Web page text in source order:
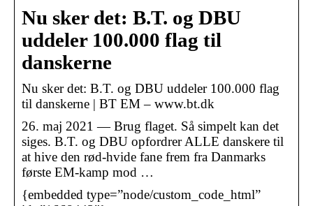
Nu sker det: B.T. og DBU
uddeler 100.000 flag til
danskerne
Nu sker det: B.T. og DBU uddeler 100.000 flag
til danskerne | BT EM – www.bt.dk
26. maj 2021 — Brug flaget. Så simpelt kan det
siges. B.T. og DBU opfordrer ALLE danskere til
at hive den rød-hvide fane frem fra Danmarks
første EM-kamp mod …
{embedded type=”node/custom_code_html”